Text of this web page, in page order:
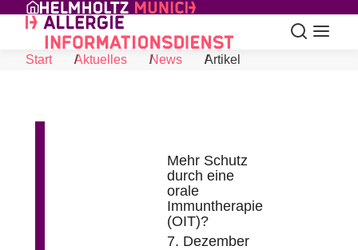
Skip to Content
Suche
Start
Aktuelles News Artikel
Mehr Schutz
durch eine
orale
Immuntherapie
(OIT)?
7. Dezember